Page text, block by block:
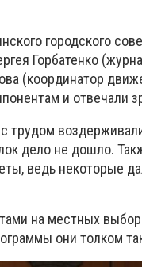
городского
Горбатенко
(координатор
и отвечали
трудом
дело не дошло.
ведь некоторые
на местных
они толком